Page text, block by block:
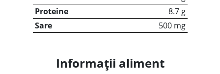
Proteine
8.7 g
Sare
500 mg
Informații aliment